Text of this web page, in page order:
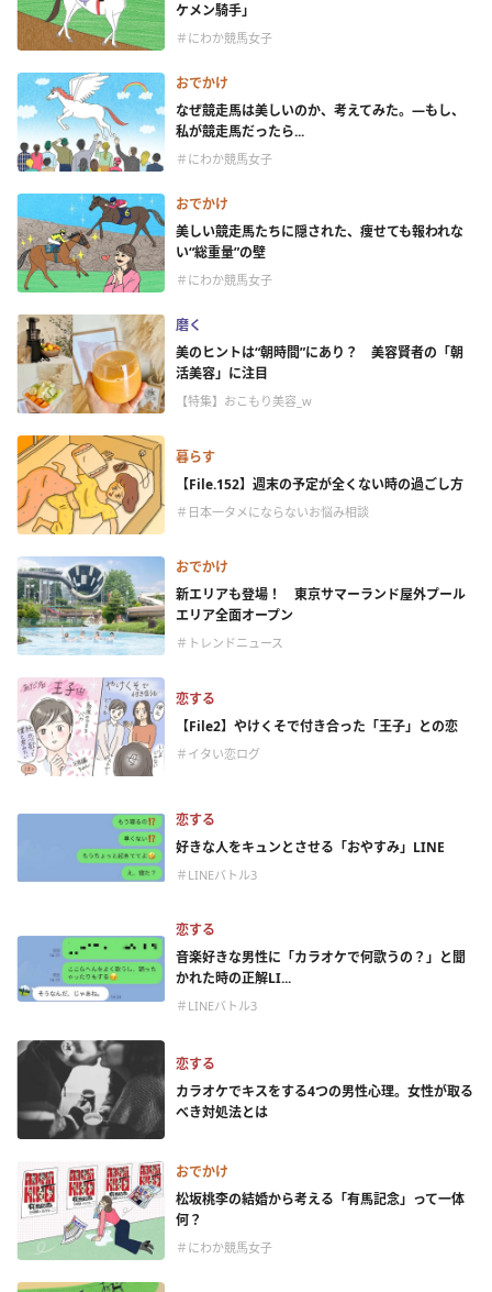
ケメン騎手」
＃にわか競馬女子
おでかけ
なぜ競走馬は美しいのか、考えてみた。―もし、
私が競走馬だったら...
＃にわか競馬女子
おでかけ
美しい競走馬たちに隠された、痩せても報われな
い“総重量”の壁
＃にわか競馬女子
磨く
美のヒントは“朝時間”にあり？ 美容賢者の「朝
活美容」に注目
【特集】おこもり美容_w
暮らす
【File.152】週末の予定が全くない時の過ごし方
＃日本一タメにならないお悩み相談
おでかけ
新エリアも登場！ 東京サマーランド屋外プール
エリア全面オープン
＃トレンドニュース
恋する
【File2】やけくそで付き合った「王子」との恋
＃イタい恋ログ
恋する
好きな人をキュンとさせる「おやすみ」LINE
＃LINEバトル3
恋する
音楽好きな男性に「カラオケで何歌うの？」と聞
かれた時の正解LI...
＃LINEバトル3
恋する
カラオケでキスをする4つの男性心理。女性が取る
べき対処法とは
おでかけ
松坂桃李の結婚から考える「有馬記念」って一体
何？
＃にわか競馬女子